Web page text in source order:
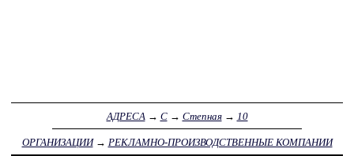
АДРЕСА → С→ Степная→ 10
ОРГАНИЗАЦИИ→ РЕКЛАМНО-ПРОИЗВОДСТВЕННЫЕ КОМПАНИИ